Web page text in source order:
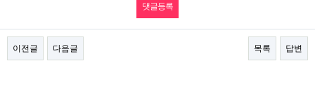
이전글 다음글 목록 답변